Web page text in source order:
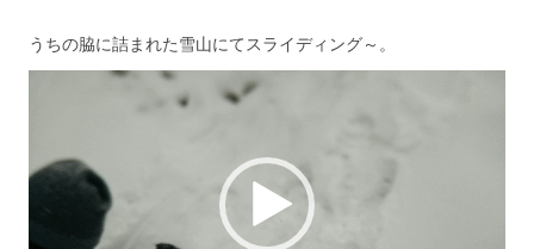
うちの脇に詰まれた雪山にてスライディング～。